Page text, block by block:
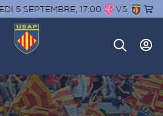
5 SEPTEMBRE, 17:00 VS